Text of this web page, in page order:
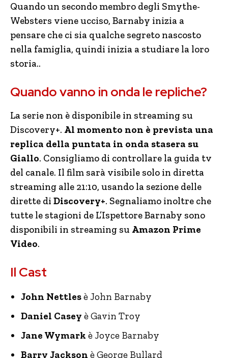
Quando un secondo membro degli Smythe-
Websters viene ucciso, Barnaby inizia a
pensare che ci sia qualche segreto nascosto
nella famiglia, quindi inizia a studiare la loro
storia..
Quando vanno in onda le repliche?
La serie non è disponibile in streaming su
Discovery+. Al momento non è prevista una
replica della puntata in onda stasera su
Giallo. Consigliamo di controllare la guida tv
del canale. Il film sarà visibile solo in diretta
streaming alle 21:10, usando la sezione delle
dirette di Discovery+. Segnaliamo inoltre che
tutte le stagioni de L’Ispettore Barnaby sono
disponibili in streaming su Amazon Prime
Video.
Il Cast
John Nettlesè John Barnaby
Daniel Casey è Gavin Troy
Jane Wymark è Joyce Barnaby
Barry Jackson è George Bullard